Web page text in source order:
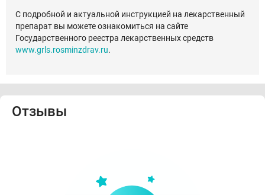
С подробной и актуальной инструкцией на лекарственный
препарат вы можете ознакомиться на сайте
Государственного реестра лекарственных средств
www.grls.rosminzdrav.ru.
Отзывы